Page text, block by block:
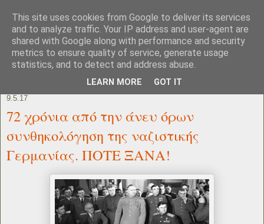
9.5.17
72 χρόνια από την άνευ όρων
συνθηκολόγηση της ναζιστικής
Γερμανίας. ΠΟΤΕ ΞΑΝΑ!
This site uses cookies from Google to deliver its services
and to analyze traffic. Your IP address and user-agent are
shared with Google along with performance and security
metrics to ensure quality of service, generate usage
statistics, and to detect and address abuse.
LEARN MORE GOT IT